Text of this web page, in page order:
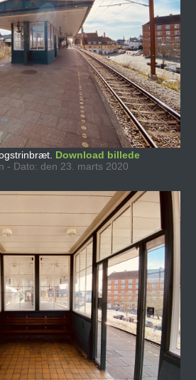
Download billede
- Dato: den 23. marts 2020